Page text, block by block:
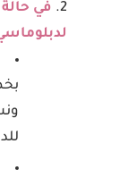
في